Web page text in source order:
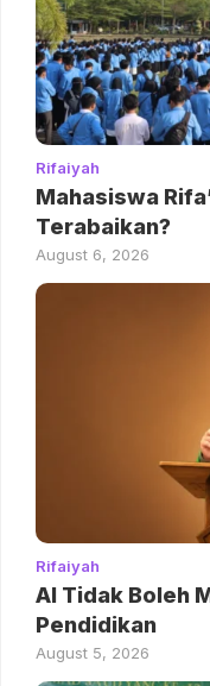
Rifaiyah
Mahasiswa
Terabaikan?
August 6, 2026
Rifaiyah
AI Tidak Boleh
Pendidikan
August 5, 2026